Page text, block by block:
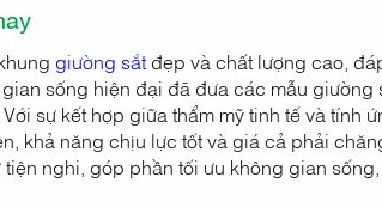
giường sắtđẹp và chất lượng cao,
sống hiện đại đã đưa các mẫu giường
sự kết hợp giữa thẩm mỹ tinh tế và tính
khả năng chịu lực tốt và giá cả phải
nghi, góp phần tối ưu không gian